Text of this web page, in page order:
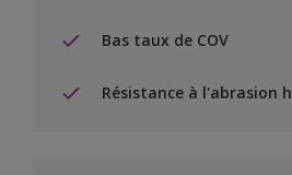
Bas taux de COV
Résistance à l'abrasion